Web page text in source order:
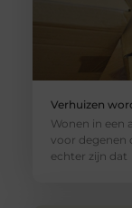
Verhuizen
Wonen in een
voor degenen
echter zijn dat